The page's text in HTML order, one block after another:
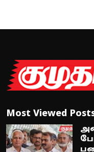
Most Viewed